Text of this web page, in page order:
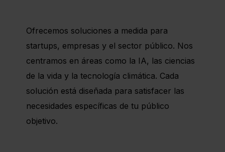
Ofrecemos soluciones a medida para
startups, empresas y el sector público. Nos
centramos en áreas como la IA, las ciencias
de la vida y la tecnología climática. Cada
solución está diseñada para satisfacer las
necesidades específicas de tu público
objetivo.